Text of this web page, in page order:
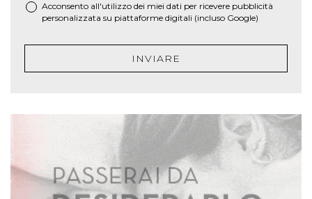
Acconsento all'utilizzo dei miei dati per ricevere pubblicità
personalizzata su piattaforme digitali (incluso Google)
INVIARE